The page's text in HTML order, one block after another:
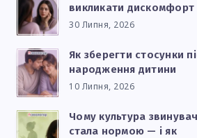
викликати дискомфорт
30 Липня, 2026
Як зберегти стосунки
народження дитини
10 Липня, 2026
Чому культура
стала нормою — і як